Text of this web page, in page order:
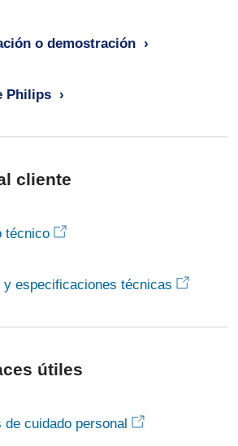
o demostración
Philips
cliente
técnico
y especificaciones técnicas
útiles
cuidado personal